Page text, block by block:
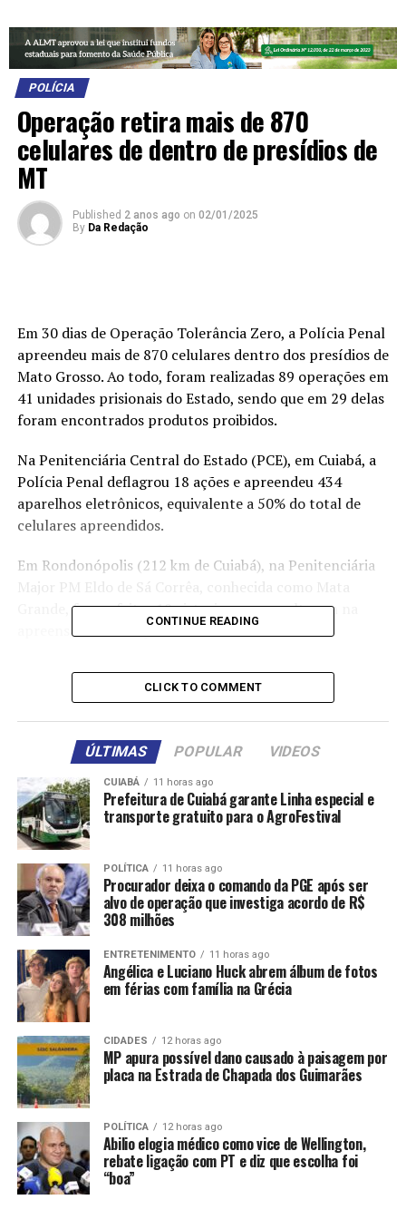
POLÍCIA
Operação retira mais de 870
celulares de dentro de presídios de
MT
Published 2 anos ago on 02/01/2025
By Da Redação
Em 30 dias de Operação Tolerância Zero, a Polícia Penal
apreendeu mais de 870 celulares dentro dos presídios de
Mato Grosso. Ao todo, foram realizadas 89 operações em
41 unidades prisionais do Estado, sendo que em 29 delas
foram encontrados produtos proibidos.
Na Penitenciária Central do Estado (PCE), em Cuiabá, a
Polícia Penal deflagrou 18 ações e apreendeu 434
aparelhos eletrônicos, equivalente a 50% do total de
celulares apreendidos.
Em Rondonópolis (212 km de Cuiabá), na Penitenciária
Major PM Eldo de Sá Corrêa, conhecida como Mata
Grande, foram feitas 18 vistorias, que resultaram na
apreensão de 119 aparelhos de celulares.
No Centro de Ressocialização Ahemnon Lemos Dantas,
em Várzea Grande, foram oito ações, que terminaram
SAAP-MT
Durante os 30 dias de operação, foram retirados das
unidades prisionais 353 chips de diversas operadoras,
361 carregadores e 125 fones de ouvido. Além dos
aparelhos de celulares, os policiais penais também
apreenderam 1.265 porções de entorpecentes, como
maconha, cocaína, entre outros.
A operação também resultou na prisão de 12 pessoas
tentando entrar com celulares e drogas nas unidades
prisionais. Dentre eles estão dois policiais penais, sendo
um deles após investigação da Polícia Civil, sete
visitantes, um reeducando, além de uma dentista e um
prestador de serviços.
As apreensões fazem parte de um pacote de medidas do
programa Tolerância Zero ao Crime Organizado,
lançado pelo governador Mauro Mendes no dia 25 de
novembro, com objetivo de desmobilizar as facções
CONTINUE READING
CLICK TO COMMENT
ÚLTIMAS POPULAR VIDEOS
CUIABÁ 11 horas ago
Prefeitura de Cuiabá garante Linha especial e
transporte gratuito para o AgroFestival
POLÍTICA 11 horas ago
Procurador deixa o comando da PGE após ser
alvo de operação que investiga acordo de R$
308 milhões
ENTRETENIMENTO 11 horas ago
Angélica e Luciano Huck abrem álbum de fotos
em férias com família na Grécia
CIDADES 12 horas ago
MP apura possível dano causado à paisagem por
placa na Estrada de Chapada dos Guimarães
POLÍTICA 12 horas ago
Abilio elogia médico como vice de Wellington,
rebate ligação com PT e diz que escolha foi
“boa”